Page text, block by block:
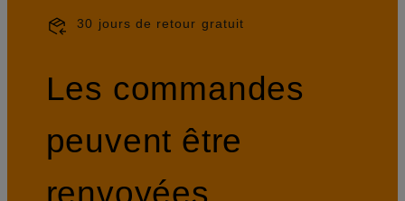
30 jours de retour gratuit
Les commandes
peuvent être
renvoyées